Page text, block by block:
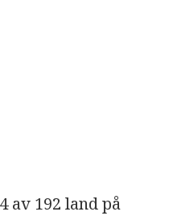
av 192 land på